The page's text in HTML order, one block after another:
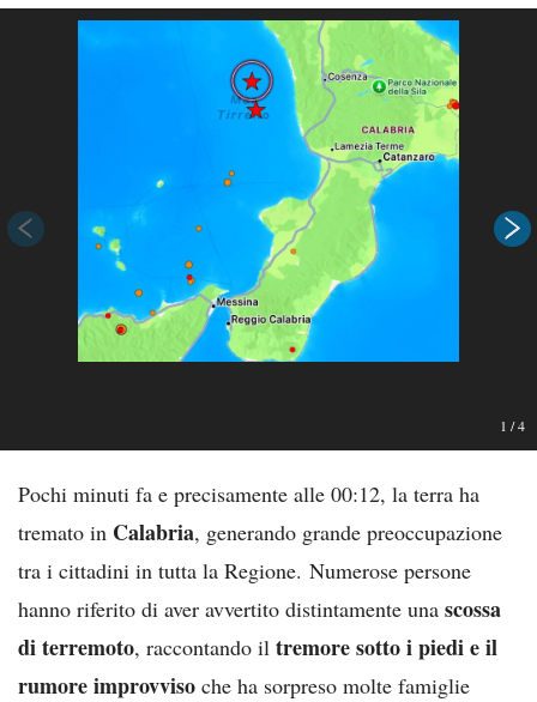
1 /4
Pochi minuti fa e precisamente alle 00:12, la terra ha
tremato in Calabria, generando grande preoccupazione
tra i cittadini in tutta la Regione. Numerose persone
hanno riferito di aver avvertito distintamente una scossa
di terremoto, raccontando il tremore sotto i piedi e il
rumore improvviso che ha sorpreso molte famiglie